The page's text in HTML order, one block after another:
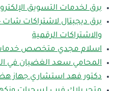
برق لخدمات التسويق
برق ديجيتال لاشتراكات
والاشتراكات الرقمية
اسلام مجدي متخصص
المحامي سعد الغضيان في
دكتور فهد استشاري جهاز